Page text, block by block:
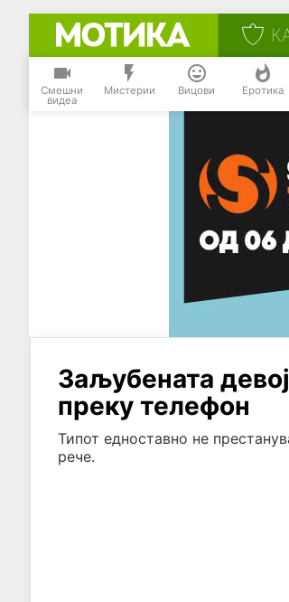
Смешни
видеа
Мистерии Вицови Еротика
Заљубената
преку телефон
Типот едноставно не
рече.